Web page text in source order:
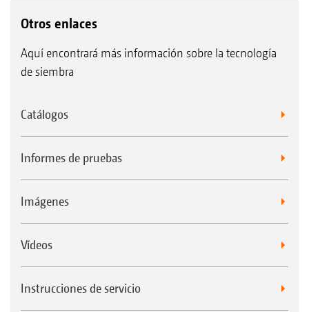
Otros enlaces
Aquí encontrará más información sobre la tecnología
de siembra
Catálogos
Informes de pruebas
Imágenes
Vídeos
Instrucciones de servicio